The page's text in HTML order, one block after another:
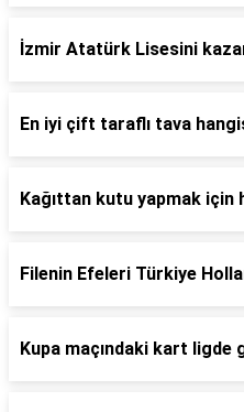
İzmir Atatürk Lisesini
En iyi çift taraflı tava
Kağıttan kutu yapmak için
Filenin Efeleri Türkiye
Kupa maçındaki kart ligde